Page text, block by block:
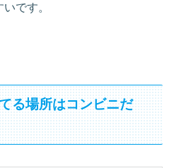
です。
る場所はコンビニだ